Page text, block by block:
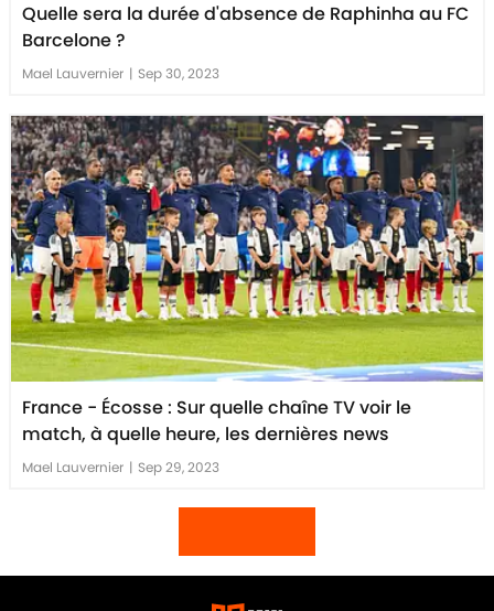
Quelle sera la durée d'absence de Raphinha au FC
Barcelone ?
Mael Lauvernier | Sep 30, 2023
France - Écosse : Sur quelle chaîne TV voir le
match, à quelle heure, les dernières news
Mael Lauvernier | Sep 29, 2023